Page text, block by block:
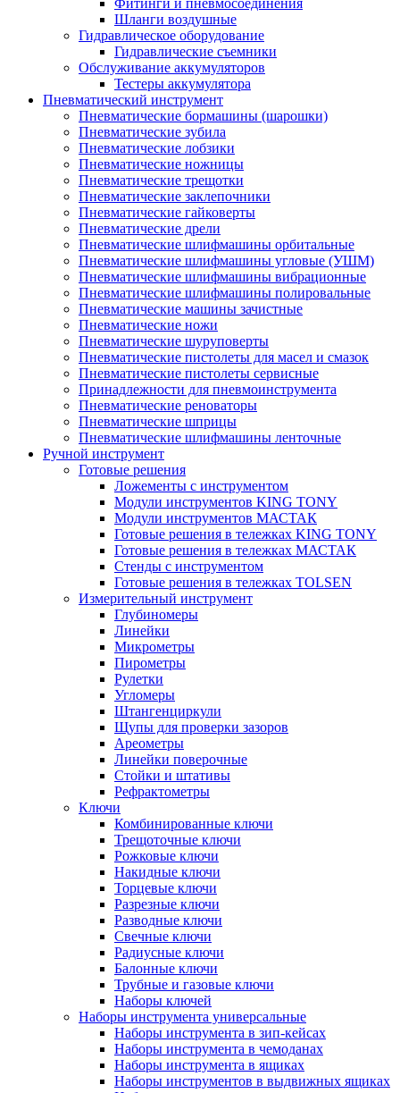
Фитинги и пневмосоединения
Шланги воздушные
Гидравлическое оборудование
Гидравлические съемники
Обслуживание аккумуляторов
Тестеры аккумулятора
Пневматический инструмент
Пневматические бормашины (шарошки)
Пневматические зубила
Пневматические лобзики
Пневматические ножницы
Пневматические трещотки
Пневматические заклепочники
Пневматические гайковерты
Пневматические дрели
Пневматические шлифмашины орбитальные
Пневматические шлифмашины угловые (УШМ)
Пневматические шлифмашины вибрационные
Пневматические шлифмашины полировальные
Пневматические машины зачистные
Пневматические ножи
Пневматические шуруповерты
Пневматические пистолеты для масел и смазок
Пневматические пистолеты сервисные
Принадлежности для пневмоинструмента
Пневматические реноваторы
Пневматические шприцы
Пневматические шлифмашины ленточные
Ручной инструмент
Готовые решения
Ложементы с инструментом
Модули инструментов KING TONY
Модули инструментов МАСТАК
Готовые решения в тележках KING TONY
Готовые решения в тележках МАСТАК
Стенды с инструментом
Готовые решения в тележках TOLSEN
Измерительный инструмент
Глубиномеры
Линейки
Микрометры
Пирометры
Рулетки
Угломеры
Штангенциркули
Щупы для проверки зазоров
Ареометры
Линейки поверочные
Стойки и штативы
Рефрактометры
Ключи
Комбинированные ключи
Трещоточные ключи
Рожковые ключи
Накидные ключи
Торцевые ключи
Разрезные ключи
Разводные ключи
Свечные ключи
Радиусные ключи
Балонные ключи
Трубные и газовые ключи
Наборы ключей
Наборы инструмента универсальные
Наборы инструмента в зип-кейсах
Наборы инструмента в чемоданах
Наборы инструмента в ящиках
Наборы инструментов в выдвижных ящиках